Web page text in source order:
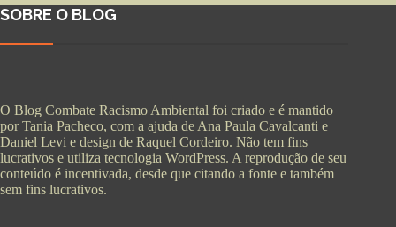
SOBRE O BLOG
O Blog Combate Racismo Ambiental foi criado e é mantido
por Tania Pacheco, com a ajuda de Ana Paula Cavalcanti e
Daniel Levi e design de Raquel Cordeiro. Não tem fins
lucrativos e utiliza tecnologia WordPress. A reprodução de seu
conteúdo é incentivada, desde que citando a fonte e também
sem fins lucrativos.